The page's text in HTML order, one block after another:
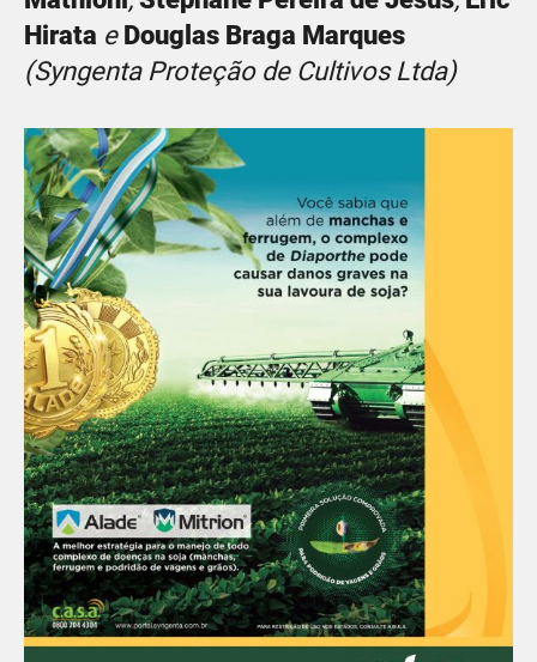
Hirata e Douglas Braga Marques
(Syngenta Proteção de Cultivos Ltda)